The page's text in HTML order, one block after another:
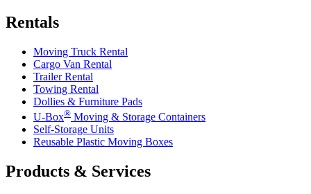
Rentals
Moving Truck Rental
Cargo Van Rental
Trailer Rental
Towing Rental
Dollies & Furniture Pads
U-Box® Moving & Storage Containers
Self-Storage Units
Reusable Plastic Moving Boxes
Products & Services